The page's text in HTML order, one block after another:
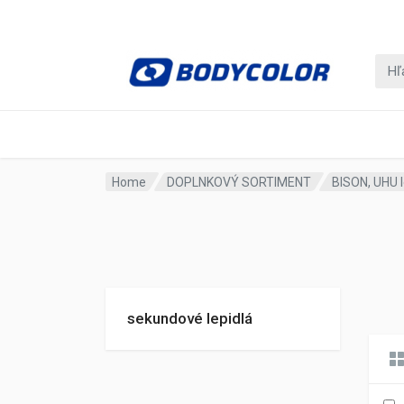
Home DOPLNKOVÝ SORTIMENT BISON,
sekundové lepidlá